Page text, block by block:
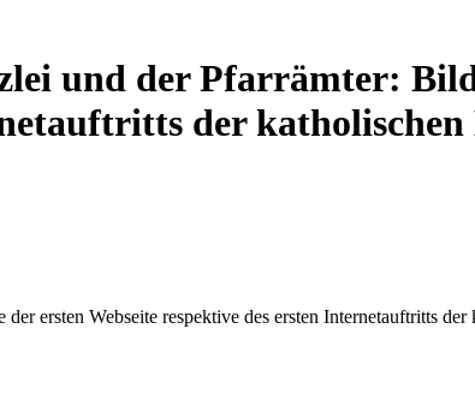
und der Pfarrämter:
der
ersten Webseite respektive des ersten Internetauftritts